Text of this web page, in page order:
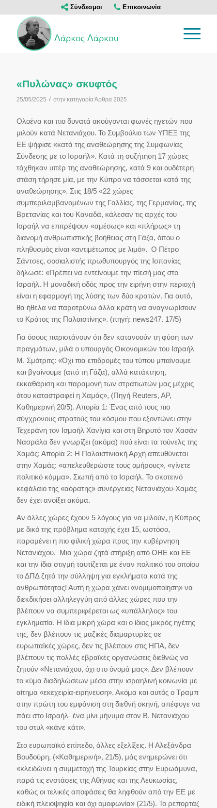
Σύνδεσμοι Επικοινωνία
«Πυλώνας» σκυφτός
25/05/2025 / στην κατηγορίαΆρθρα 2025
Ολοένα και πιο δυνατά ακούγονται φωνές ηγετών που
μιλούν κατά Νετανιάχου. Το Συμβούλιο των ΥΠΕΞ της
ΕΕ ψήφισε «κατά της αναθεώρησης της Συμφωνίας
Σύνδεσης με το Ισραήλ». Κατά τη συζήτηση 17 χώρες
τάχθηκαν υπέρ της αναθεώρησης, κατά 9 και ουδέτερη
στάση τήρησε μία, με την Κύπρο να τάσσεται κατά της
αναθεώρησης». Στις 18/5 «22 χώρες
συμπεριλαμβανομένων της Γαλλίας, της Γερμανίας, της
Βρετανίας και του Καναδά, κάλεσαν τις αρχές του
Ισραήλ να επιτρέψουν «αμέσως» και «πλήρως» τη
διανομή ανθρωπιστικής βοήθειας στη Γάζα, όπου ο
πληθυσμός είναι «αντιμέτωπος με λιμό». Ο Πέτρο
Σάντσες, σοσιαλιστής πρωθυπουργός της Ισπανίας
δήλωσε: «Πρέπει να εντείνουμε την πίεσή μας στο
Ισραήλ. Η μοναδική οδός προς την ειρήνη στην περιοχή
είναι η εφαρμογή της λύσης των δύο κρατών. Για αυτό,
θα ήθελα να παροτρύνω άλλα κράτη να αναγνωρίσουν
το Κράτος της Παλαιστίνης». (πηγή: news247. 17/5)
Για όσους παριστάνουν ότι δεν κατανοούν τη φύση των
πραγμάτων, μιλά ο υπουργός Οικονομικών του Ισραήλ
Μ. Σμότριτς: «Όχι πια επιδρομές του τύπου μπαίνουμε
και βγαίνουμε (από τη Γάζα), αλλά κατάκτηση,
εκκαθάριση και παραμονή των στρατιωτών μας μέχρις
ότου καταστραφεί η Χαμάς», (Πηγή Reuters, AP,
Καθημερινή 20/5). Απορία 1: Ένας από τους πιο
σύγχρονους στρατούς του κόσμου που εξοντώνει στην
Τεχεράνη τον Ισμαήλ Χανίγια και στη Βηρυτό τον Χασάν
Νασράλα δεν γνωρίζει (ακόμα) πού είναι τα τούνελς της
Χαμάς; Απορία 2: Η Παλαιστινιακή Αρχή απευθύνεται
στην Χαμάς: «απελευθερώστε τους ομήρους», «γίνετε
πολιτικό κόμμα». Σιωπή από το Ισραήλ. Το σκοτεινό
κεφάλαιο της «αόρατης» συνέργειας Νετανιάχου-Χαμάς
δεν έχει ανοίξει ακόμα.
Αν άλλες χώρες έχουν 5 λόγους για να μιλούν, η Κύπρος
με δικό της πρόβλημα κατοχής έχει 15, ωστόσο,
παραμένει η πιο φιλική χώρα προς την κυβέρνηση
Νετανιάχου. Μια χώρα ζητά στήριξη από ΟΗΕ και ΕΕ
και την ίδια στιγμή ταυτίζεται με έναν πολιτικό του οποίου
το ΔΠΔ ζητά την σύλληψη για εγκλήματα κατά της
ανθρωπότητας! Αυτή η χώρα χάνει «νομιμοποίηση» να
διεκδικήσει αλληλεγγύη από άλλες χώρες που την
βλέπουν να συμπεριφέρεται ως «υπάλληλος» του
εγκληματία. Η ίδια μικρή χώρα και ο ίδιος μικρός ηγέτης
της, δεν βλέπουν τις μαζικές διαμαρτυρίες σε
ευρωπαϊκές χώρες, δεν τις βλέπουν στις ΗΠΑ, δεν
βλέπουν τις πολλές εβραϊκές οργανώσεις διεθνώς να
ζητούν «Νετανιάχου, όχι στο όνομά μας». Δεν βλέπουν
το κύμα διαδηλώσεων μέσα στην ισραηλινή κοινωνία με
αίτημα «εκεχειρία-ειρήνευση». Ακόμα και αυτός ο Τραμπ
στην πρώτη του εμφάνιση στη διεθνή σκηνή, απέφυγε να
πάει στο Ισραήλ- ένα μίνι μήνυμα στον Β. Νετανιάχου
του στυλ «κάνε κάτι».
Στο ευρωπαϊκό επίπεδο, άλλες εξελίξεις. Η Αλεξάνδρα
Βουδούρη, («Καθημερινή», 21/5), μάς ενημερώνει ότι
«κλειδώνει η συμμετοχή της Τουρκίας στην Ευρωάμυνα,
παρά τις ενστάσεις της Αθήνας και της Λευκωσίας,
καθώς οι τελικές αποφάσεις θα ληφθούν από την ΕΕ με
ειδική πλειοψηφία και όχι ομοφωνία» (21/5). Το ρεπορτάζ